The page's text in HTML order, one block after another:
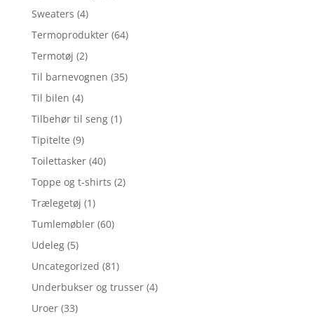
Sweaters (4)
Termoprodukter (64)
Termotøj (2)
Til barnevognen (35)
Til bilen (4)
Tilbehør til seng (1)
Tipitelte (9)
Toilettasker (40)
Toppe og t-shirts (2)
Trælegetøj (1)
Tumlemøbler (60)
Udeleg (5)
Uncategorized (81)
Underbukser og trusser (4)
Uroer (33)